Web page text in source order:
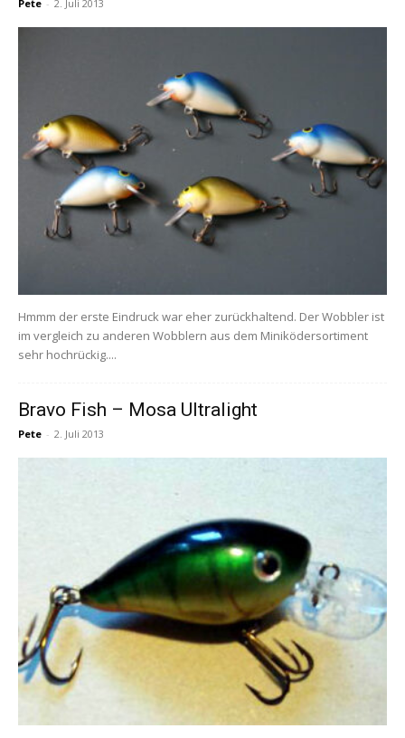
Pete - 2. Juli 2013
Hmmm der erste Eindruck war eher zurückhaltend. Der Wobbler ist
im vergleich zu anderen Wobblern aus dem Miniködersortiment
sehr hochrückig....
Bravo Fish – Mosa Ultralight
Pete - 2. Juli 2013